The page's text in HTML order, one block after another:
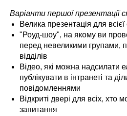
Варіанти першої презентації
Велика презентація для всієї
"Роуд-шоу", на якому ви
перед невеликими групами,
відділів
Відео, які можна надсилати
публікувати в інтранеті та
повідомленнями
Відкриті двері для всіх, хто
запитання